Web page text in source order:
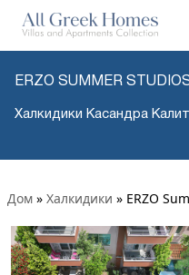
ERZO SUMMER
Халкидики Касандра
Дом » Халкидики » ERZO